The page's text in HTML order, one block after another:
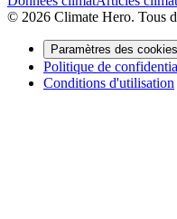
© 2026 Climate Hero. Tous
Paramètres des cookies
Politique de
Conditions d'utilisation